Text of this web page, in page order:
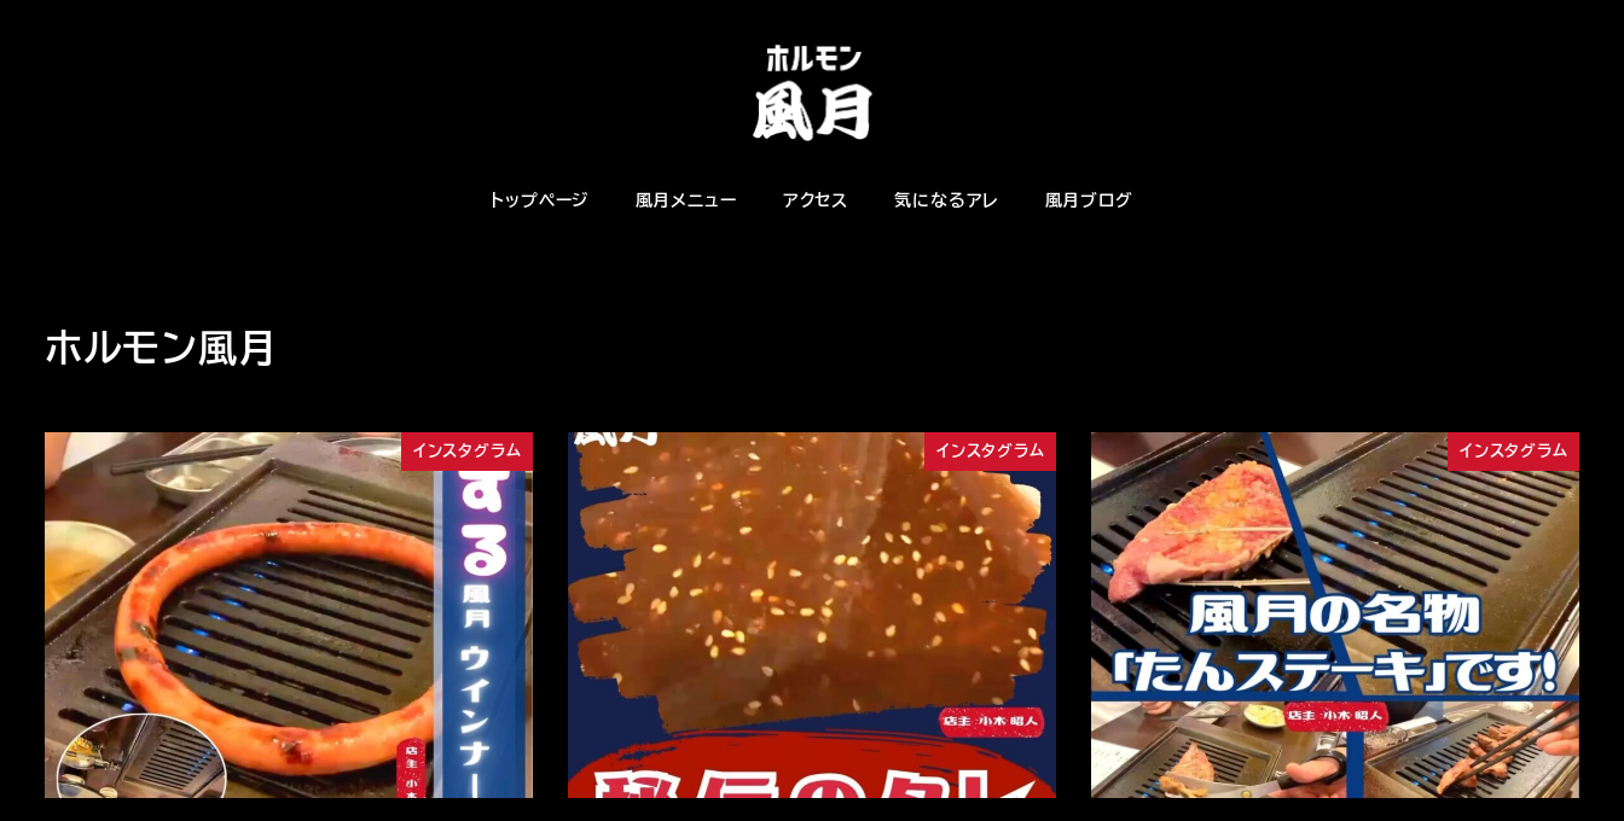
トップページ 風月メニュー アクセス 気になるアレ 風月ブログ
ホルモン風月
インスタグラム インスタグラム インスタグラム